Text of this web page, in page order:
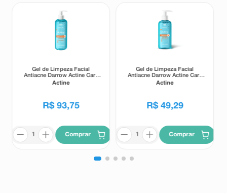
Gel de Limpeza Facial
Antiacne Darrow Actine Care
Alta Tolerância 400g
Actine
R$ 93,75
Comprar
Gel de Limpeza Facial
Antiacne Darrow Actine Care
Alta Tolerância 140g
Actine
R$ 49,29
Comprar